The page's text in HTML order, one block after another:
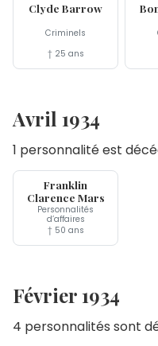
Clyde Barrow
Criminels
† 25 ans
Avril 1934
1 personnalité est
8 avr
Franklin
Clarence Mars
Personnalités
d’affaires
† 50 ans
Février 1934
4 personnalités sont
23 fév